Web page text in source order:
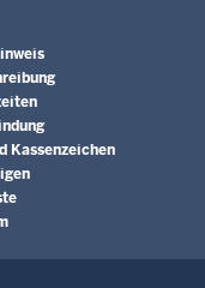
Kassenzeichen